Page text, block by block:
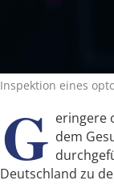
Inspektion eines
G eringere
dem
Deutschland zu